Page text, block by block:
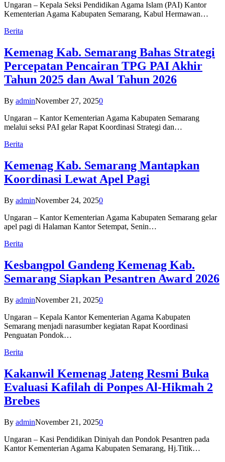
Ungaran – Kepala Seksi Pendidikan Agama Islam (PAI) Kantor
Kementerian Agama Kabupaten Semarang, Kabul Hermawan…
Berita
Kemenag Kab. Semarang Bahas Strategi
Percepatan Pencairan TPG PAI Akhir
Tahun 2025 dan Awal Tahun 2026
By adminNovember 27, 20250
Ungaran – Kantor Kementerian Agama Kabupaten Semarang
melalui seksi PAI gelar Rapat Koordinasi Strategi dan…
Berita
Kemenag Kab. Semarang Mantapkan
Koordinasi Lewat Apel Pagi
By adminNovember 24, 20250
Ungaran – Kantor Kementerian Agama Kabupaten Semarang gelar
apel pagi di Halaman Kantor Setempat, Senin…
Berita
Kesbangpol Gandeng Kemenag Kab.
Semarang Siapkan Pesantren Award 2026
By adminNovember 21, 20250
Ungaran – Kepala Kantor Kementerian Agama Kabupaten
Semarang menjadi narasumber kegiatan Rapat Koordinasi
Penguatan Pondok…
Berita
Kakanwil Kemenag Jateng Resmi Buka
Evaluasi Kafilah di Ponpes Al-Hikmah 2
Brebes
By adminNovember 21, 20250
Ungaran – Kasi Pendidikan Diniyah dan Pondok Pesantren pada
Kantor Kementerian Agama Kabupaten Semarang, Hj.Titik…